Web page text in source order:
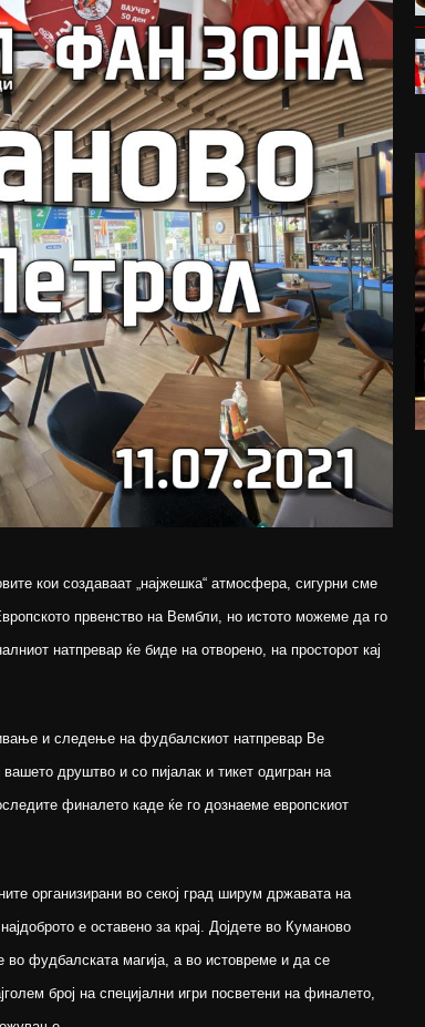
кои создаваат „најжешка“ атмосфера, сигурни сме
првенство на Вембли, но истото можеме да го
натпревар ќе биде на отворено, на просторот кај
и следење на фудбалскиот натпревар Ве
друштво и со пијалак и тикет одигран на
финалето каде ќе го дознаеме европскиот
организирани во секој град ширум државата на
е оставено за крај. Дојдете во Куманово
фудбалската магија, а во истовреме и да се
број на специјални игри посветени на финалето,